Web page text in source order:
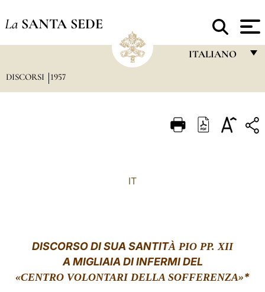
La SANTA SEDE
ITALIANO
ITALIANO
中文
LATINE
DISCORSI 1957
IT
DISCORSODI SUA SANTITÀ PIO PP. XII
A MIGLIAIA DI INFERMI DEL
«CENTRO VOLONTARI DELLA SOFFERENZA»*